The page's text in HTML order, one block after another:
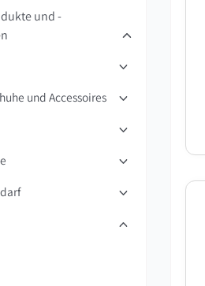
und -
und Accessoires